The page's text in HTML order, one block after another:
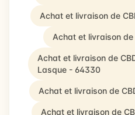
Achat et livraison de
Achat et livraison
Achat et livraison de
Lasque - 64330
Achat et livraison de
Achat et livraison de